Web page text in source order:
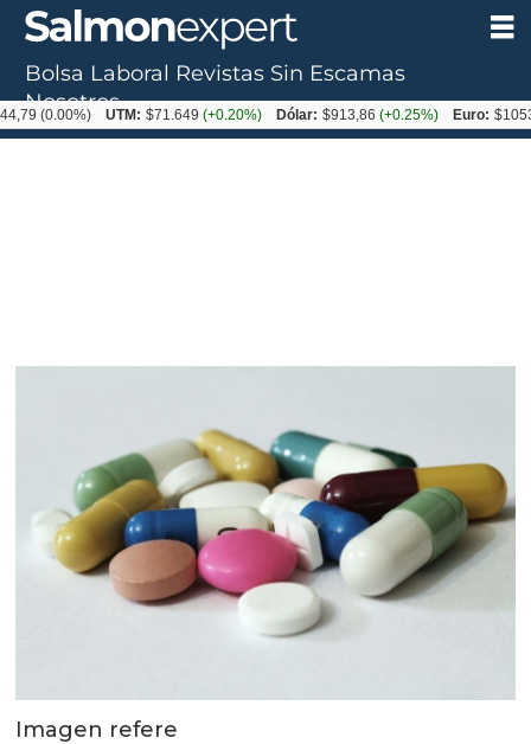
Imagen refere
Bolsa Laboral Revistas Sin Escamas
Nosotros
UTM: $71.649 (+0.20%) Dólar: $913,86 (+0.25%) Euro: $1053,08(-